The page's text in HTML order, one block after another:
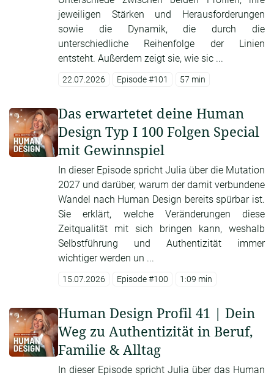
jeweiligen Stärken und Herausforderungen
sowie die Dynamik, die durch die
unterschiedliche Reihenfolge der Linien
entsteht. Außerdem zeigt sie, wie sic ...
22.07.2026 Episode #101 57 min
Das erwartetet deine Human
Design Typ I 100 Folgen Special
mit Gewinnspiel
In dieser Episode spricht Julia über die Mutation
2027 und darüber, warum der damit verbundene
Wandel nach Human Design bereits spürbar ist.
Sie erklärt, welche Veränderungen diese
Zeitqualität mit sich bringen kann, weshalb
Selbstführung und Authentizität immer
wichtiger werden un ...
15.07.2026 Episode #100 1:09 min
Human Design Profil 41 | Dein
Weg zu Authentizität in Beruf,
Familie & Alltag
In dieser Episode spricht Julia über das Human